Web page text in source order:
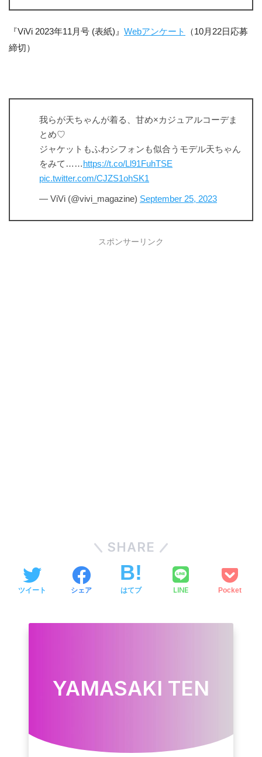
『ViVi 2023年11月号 (表紙)』 Webアンケート
（10月22日応募
締切）
我らが天ちゃんが着る、甘め×カジュアルコーデま
とめ♡
ジャケットもふわシフォンも似合うモデル天ちゃん
をみて…… https://t.co/Ll91FuhTSE
pic.twitter.com/CJZS1ohSK1
— ViVi (@vivi_magazine) September 25, 2023
スポンサーリンク
SHARE
ツイート シェア はてブ LINE Pocket
YAMASAKI TEN